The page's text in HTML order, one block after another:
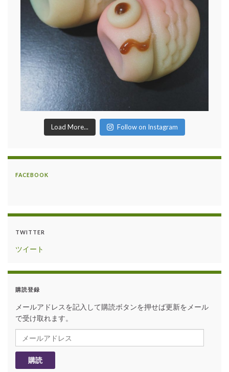
Load More... Follow on Instagram
FACEBOOK
TWITTER
ツイート
購読登録
メールアドレスを記入して購読ボタンを押せば更新をメール
で受け取れます。
メールアドレス
購読